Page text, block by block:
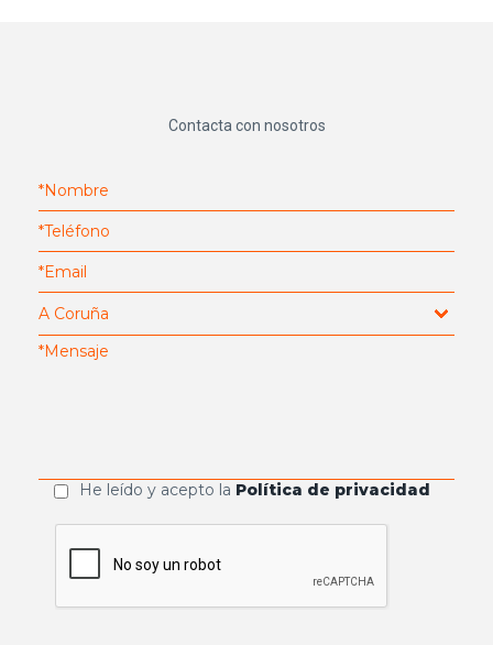
Contacta con nosotros
He leído y acepto la Política de privacidad